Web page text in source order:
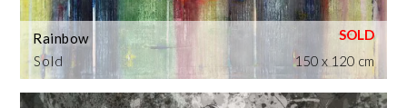
Sold
Rainbow
150 x 120 cm